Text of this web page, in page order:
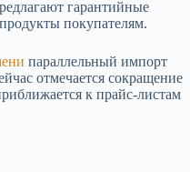
гарантийные
покупателям.
параллельный импорт
отмечается сокращение
к прайс-листам